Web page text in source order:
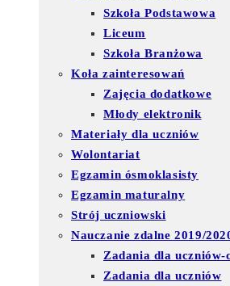
Szkoła Podstawowa
Liceum
Szkoła Branżowa
Koła zainteresowań
Zajęcia dodatkowe
Młody elektronik
Materiały dla uczniów
Wolontariat
Egzamin ósmoklasisty
Egzamin maturalny
Strój uczniowski
Nauczanie zdalne 2019/
Zadania dla uczniów-
Zadania dla uczniów